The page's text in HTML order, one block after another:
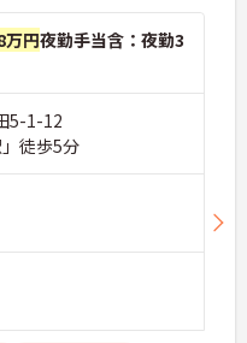
万円夜勤手当含：夜勤3
5-1-12
徒歩5分